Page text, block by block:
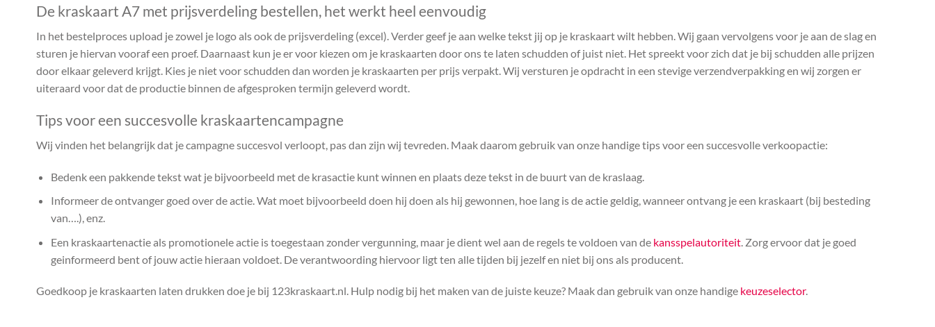
De kraskaart A7 met prijsverdeling bestellen, het werkt heel eenvoudig
In het bestelproces upload je zowel je logo als ook de prijsverdeling (excel). Verder geef je aan welke tekst jij op je kraskaart wilt hebben. Wij gaan vervolgens voor je aan de slag en
sturen je hiervan vooraf een proef. Daarnaast kun je er voor kiezen om je kraskaarten door ons te laten schudden of juist niet. Het spreekt voor zich dat je bij schudden alle prijzen
door elkaar geleverd krijgt. Kies je niet voor schudden dan worden je kraskaarten per prijs verpakt. Wij versturen je opdracht in een stevige verzendverpakking en wij zorgen er
uiteraard voor dat de productie binnen de afgesproken termijn geleverd wordt.
Tips voor een succesvolle kraskaartencampagne
Wij vinden het belangrijk dat je campagne succesvol verloopt, pas dan zijn wij tevreden. Maak daarom gebruik van onze handige tips voor een succesvolle verkoopactie:
Bedenk een pakkende tekst wat je bijvoorbeeld met de krasactie kunt winnen en plaats deze tekst in de buurt van de kraslaag.
Informeer de ontvanger goed over de actie. Wat moet bijvoorbeeld doen hij doen als hij gewonnen, hoe lang is de actie geldig, wanneer ontvang je een kraskaart (bij besteding
van….), enz.
Een kraskaartenactie als promotionele actie is toegestaan zonder vergunning, maar je dient wel aan de regels te voldoen van de kansspelautoriteit. Zorg ervoor dat je goed
geinformeerd bent of jouw actie hieraan voldoet. De verantwoording hiervoor ligt ten alle tijden bij jezelf en niet bij ons als producent.
Goedkoop je kraskaarten laten drukken doe je bij 123kraskaart.nl. Hulp nodig bij het maken van de juiste keuze? Maak dan gebruik van onze handige keuzeselector.